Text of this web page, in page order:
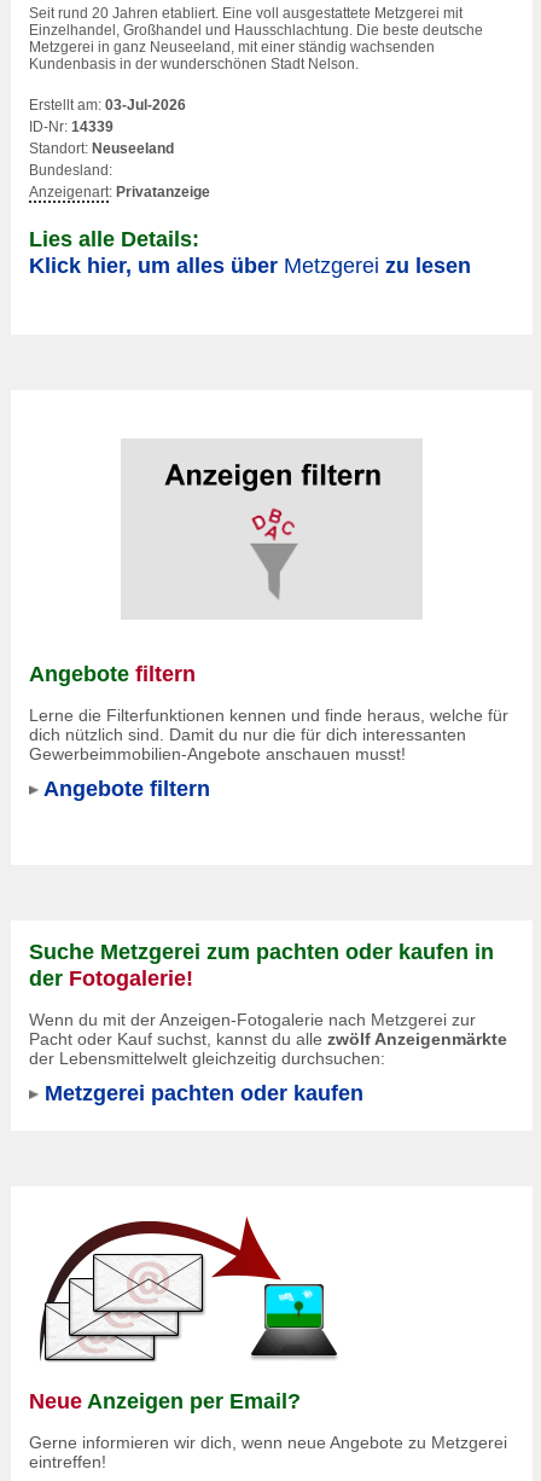
Seit rund 20 Jahren etabliert. Eine voll ausgestattete Metzgerei mit
Einzelhandel, Großhandel und Hausschlachtung. Die beste deutsche
Metzgerei in ganz Neuseeland, mit einer ständig wachsenden
Kundenbasis in der wunderschönen Stadt Nelson.
Erstellt am: 03-Jul-2026
ID-Nr: 14339
Standort: Neuseeland
Bundesland:
Anzeigenart: Privatanzeige
Lies alle Details:
Klick hier, um alles über Metzgerei zu lesen
Angebote filtern
Lerne die Filterfunktionen kennen und finde heraus, welche für
dich nützlich sind. Damit du nur die für dich interessanten
Gewerbeimmobilien-Angebote anschauen musst!
Angebote filtern
Suche Metzgerei zum pachten oder kaufen in
der Fotogalerie!
Wenn du mit der Anzeigen-Fotogalerie nach Metzgerei zur
Pacht oder Kauf suchst, kannst du alle zwölf Anzeigenmärkte
der Lebensmittelwelt gleichzeitig durchsuchen:
Metzgerei pachten oder kaufen
Neue Anzeigen per Email?
Gerne informieren wir dich, wenn neue Angebote zu Metzgerei
eintreffen!